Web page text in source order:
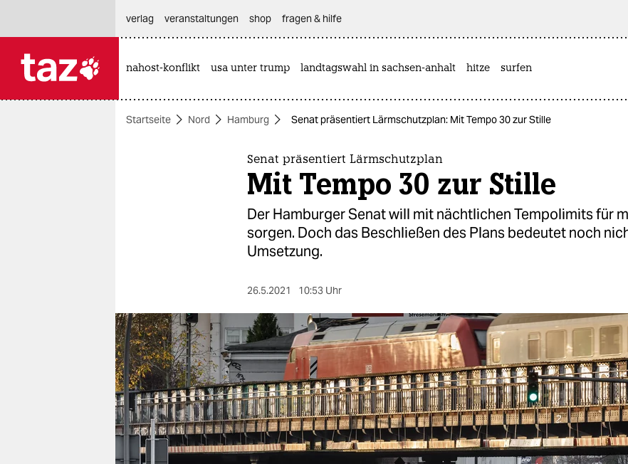
themen
berlin
nord
wahrheit
verlag
verlag
verlag
veranstaltungen shop fragen & hilfe
nahost-konflikt usa unter trump landtagswahl in sachsen-anhalt hitze surfen
Startseite Nord Hamburg Senat präsentiert Lärmschutzplan: Mit Tempo 30 zur Stille
Senat präsentiert Lärmschutzplan
Mit Tempo 30 zur Stille
Der Hamburger Senat will mit nächtlichen Tempolimits für
sorgen. Doch das Beschließen des Plans bedeutet noch
Umsetzung.
26.5.2021 10:53 Uhr